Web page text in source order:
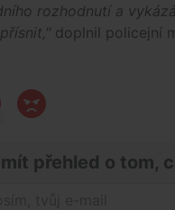
rozhodnutí a
doplnil policejní
přehled o tom,